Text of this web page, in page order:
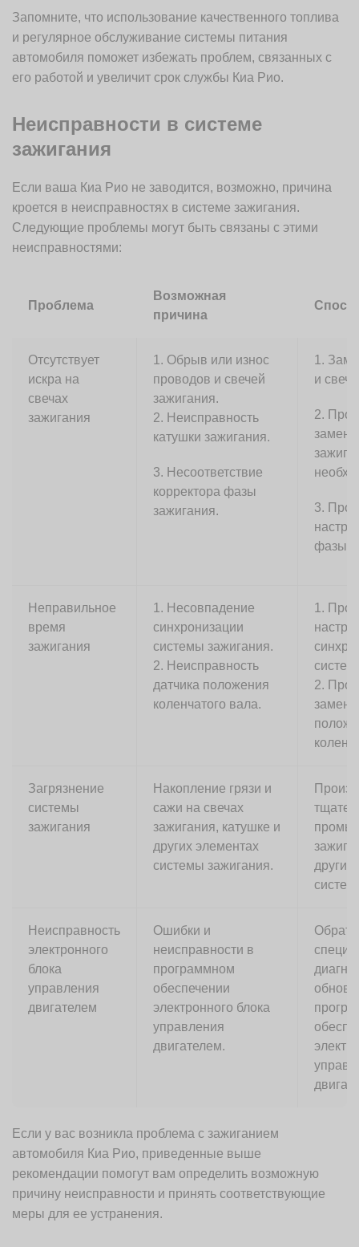
Запомните, что использование качественного топлива
и регулярное обслуживание системы питания
автомобиля поможет избежать проблем, связанных с
его работой и увеличит срок службы Киа Рио.
Неисправности в системе
зажигания
Если ваша Киа Рио не заводится, возможно, причина
кроется в неисправностях в системе зажигания.
Следующие проблемы могут быть связаны с этими
неисправностями:
Проблема
Возможная
причина
Отсутствует
искра на
свечах
зажигания
1. Обрыв или износ
проводов и свечей
зажигания.
2. Неисправность
катушки зажигания.
3. Несоответствие
корректора фазы
зажигания.
1.
и
2.
3.
фазы
Неправильное
время
зажигания
1. Несовпадение
синхронизации
системы зажигания.
2. Неисправность
датчика положения
коленчатого вала.
1.
2.
Загрязнение
системы
зажигания
Накопление грязи и
сажи на свечах
зажигания, катушке и
других элементах
системы зажигания.
других
Неисправность
электронного
блока
управления
двигателем
Ошибки и
неисправности в
программном
обеспечении
электронного блока
управления
двигателем.
Если у вас возникла проблема с зажиганием
автомобиля Киа Рио, приведенные выше
рекомендации помогут вам определить возможную
причину неисправности и принять соответствующие
меры для ее устранения.